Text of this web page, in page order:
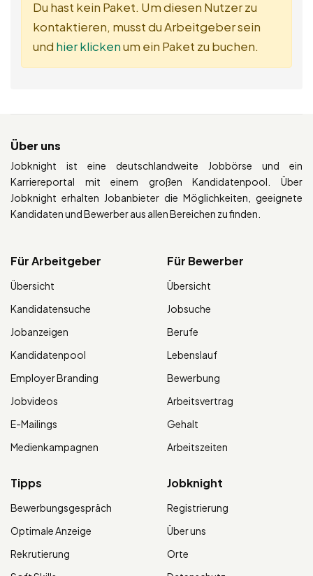
Du hast kein Paket. Um diesen Nutzer zu
kontaktieren, musst du Arbeitgeber sein
und hier klickenum ein Paket zu buchen.
Über uns
Jobknight ist eine deutschlandweite Jobbörse und ein
Karriereportal mit einem großen Kandidatenpool. Über
Jobknight erhalten Jobanbieter die Möglichkeiten, geeignete
Kandidaten und Bewerber aus allen Bereichen zu finden.
Für Arbeitgeber
Übersicht
Kandidatensuche
Jobanzeigen
Kandidatenpool
Employer Branding
Jobvideos
E-Mailings
Medienkampagnen
Für Bewerber
Übersicht
Jobsuche
Berufe
Lebenslauf
Bewerbung
Arbeitsvertrag
Gehalt
Arbeitszeiten
Tipps
Bewerbungsgespräch
Optimale Anzeige
Rekrutierung
Jobknight
Registrierung
Über uns
Orte